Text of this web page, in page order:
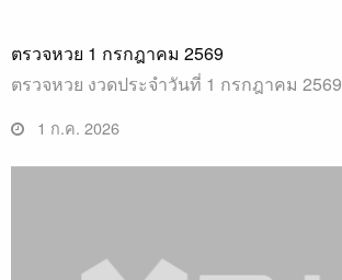
ตรวจหวย 1 กรกฎาคม 2569
ตรวจหวย งวดประจำวันที่ 1 กรกฎาคม 2569
1 ก.ค. 2026